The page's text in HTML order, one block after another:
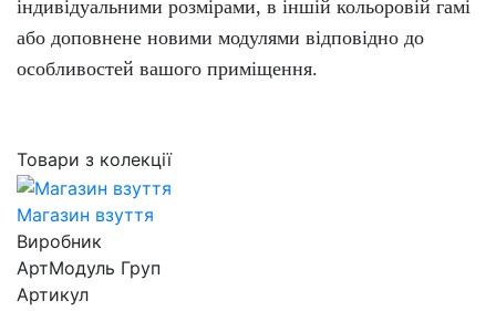
індивідуальними розмірами, в іншій кольоровій гамі
або доповнене новими модулями відповідно до
особливостей вашого приміщення.
Товари з колекції
Магазин взуття
Виробник
АртМодуль Груп
Артикул